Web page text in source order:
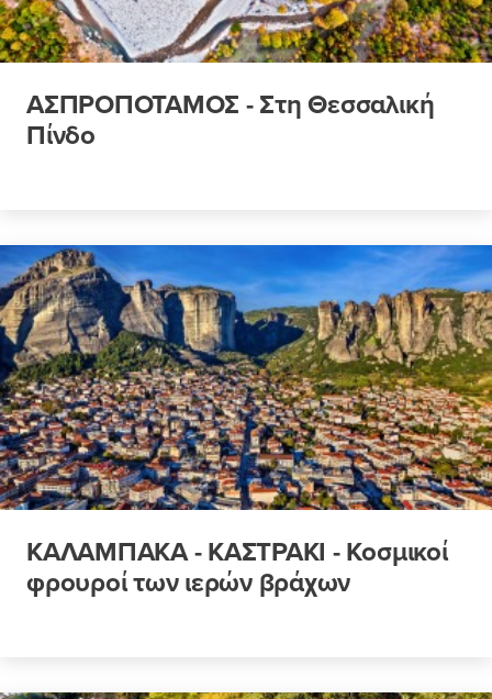
ΑΣΠΡΟΠΟΤΑΜΟΣ - Στη Θεσσαλική
Πίνδο
ΚΑΛΑΜΠΑΚΑ - ΚΑΣΤΡΑΚΙ - Κοσμικοί
φρουροί των ιερών βράχων